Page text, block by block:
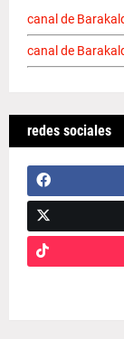
canal de
canal de
redes sociales